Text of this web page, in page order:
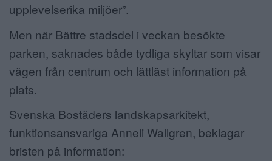
upplevelserika miljöer”.
Men när Bättre stadsdel i veckan besökte
parken, saknades både tydliga skyltar som visar
vägen från centrum och lättläst information på
plats.
Svenska Bostäders landskapsarkitekt,
funktionsansvariga Anneli Wallgren, beklagar
bristen på information: